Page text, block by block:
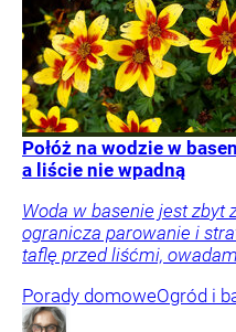
Połóż na wodzie w
a liście nie wpadną
Woda w basenie jest zbyt
ogranicza parowanie i
taflę przed liśćmi,
Porady domoweOgród i